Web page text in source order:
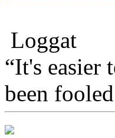
Loggat
“It's easier
been